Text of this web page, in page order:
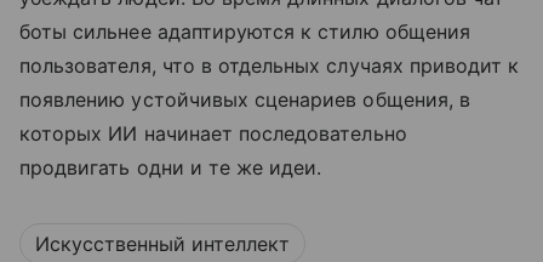
боты сильнее адаптируются к стилю общения
пользователя, что в отдельных случаях приводит к
появлению устойчивых сценариев общения, в
которых ИИ начинает последовательно
продвигать одни и те же идеи.
Искусственный интеллект